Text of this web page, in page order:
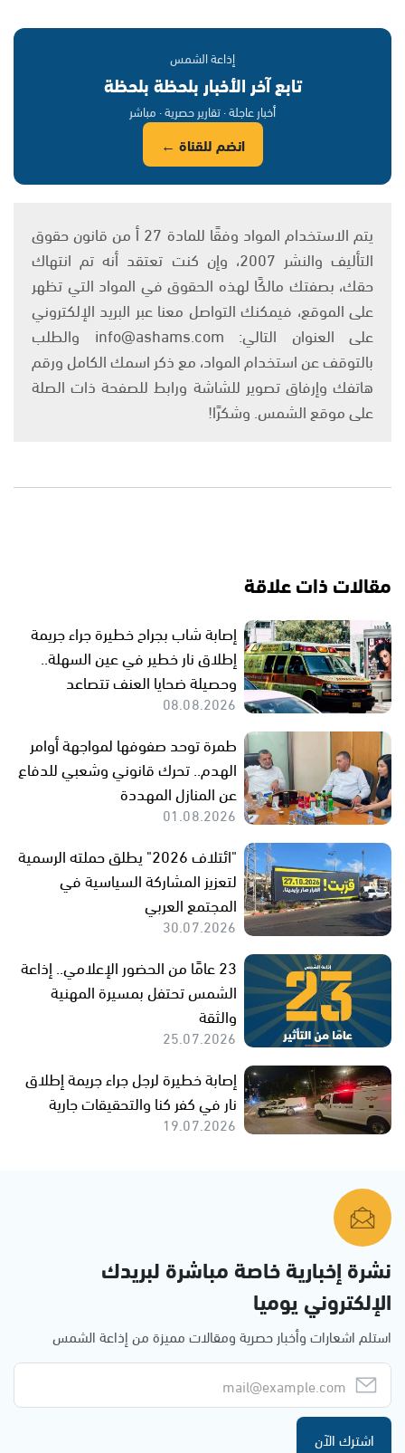
إذاعة الشمس
تابع آخر الأخبار بلحظة بلحظة
أخبار عاجلة · تقارير حصرية · مباشر
انضم للقناة ←
يتم الاستخدام المواد وفقًا للمادة 27 أ من قانون حقوق
التأليف والنشر 2007، وإن كنت تعتقد أنه تم انتهاك
حقك، بصفتك مالكًا لهذه الحقوق في المواد التي تظهر
على الموقع، فيمكنك التواصل معنا عبر البريد الإلكتروني
على العنوان التالي: info@ashams.com والطلب
بالتوقف عن استخدام المواد، مع ذكر اسمك الكامل ورقم
هاتفك وإرفاق تصوير للشاشة ورابط للصفحة ذات الصلة
على موقع الشمس. وشكرًا!
مقالات ذات علاقة
إصابة شاب بجراح خطيرة جراء جريمة
إطلاق نار خطير في عين السهلة..
وحصيلة ضحايا العنف تتصاعد
08.08.2026
طمرة توحد صفوفها لمواجهة أوامر
الهدم.. تحرك قانوني وشعبي للدفاع
عن المنازل المهددة
01.08.2026
"ائتلاف 2026" يطلق حملته الرسمية
لتعزيز المشاركة السياسية في
المجتمع العربي
30.07.2026
23 عامًا من الحضور الإعلامي.. إذاعة
الشمس تحتفل بمسيرة المهنية
والثقة
25.07.2026
إصابة خطيرة لرجل جراء جريمة إطلاق
نار في كفر كنا والتحقيقات جارية
19.07.2026
نشرة إخبارية خاصة مباشرة لبريدك
الإلكتروني يوميا
استلم اشعارات وأخبار حصرية ومقالات مميزة من إذاعة الشمس
اشترك الآن